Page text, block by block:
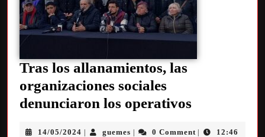
Tras los allanamientos, las
organizaciones sociales
denunciaron los operativos
14/05/2024 guemes 0 Comment
12:46